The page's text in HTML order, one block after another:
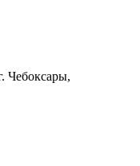
Чебоксары,